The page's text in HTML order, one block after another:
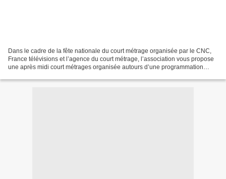
Dans le cadre de la fête nationale du court métrage organisée par le CNC,
France télévisions et l’agence du court métrage, l’association vous propose
une après midi court métrages organisée autours d’une programmation